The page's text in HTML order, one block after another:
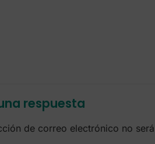
respuesta
de correo electrónico no